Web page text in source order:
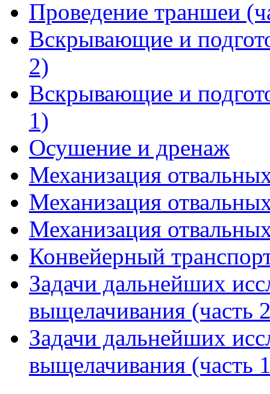
Проведение траншеи
Вскрывающие и
2)
Вскрывающие и
1)
Осушение и дренаж
Механизация
Механизация
Механизация
Конвейерный
Задачи дальнейших
выщелачивания (часть
Задачи дальнейших
выщелачивания (часть